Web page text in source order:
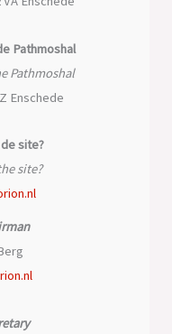
Pathmoshal
Pathmoshal
Enschede
site?
site?